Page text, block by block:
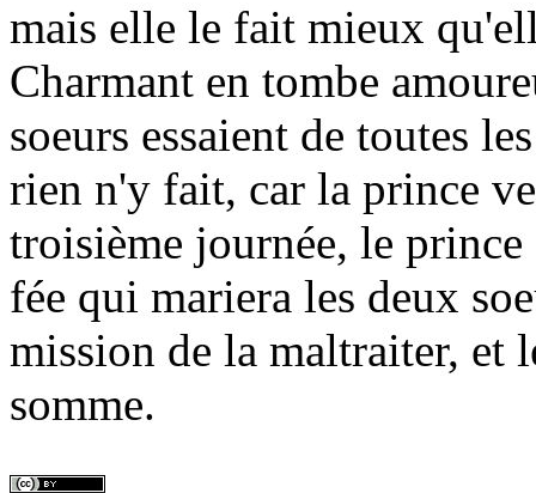
mais elle le fait mieux
Charmant en tombe
soeurs essaient de toutes
rien n'y fait, car la prince
troisième journée, le
fée qui mariera les deux
mission de la maltraiter, et
somme.